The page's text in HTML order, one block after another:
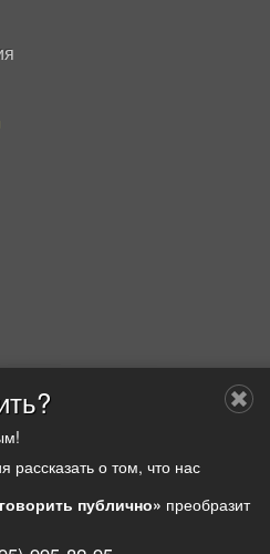
"ЭргоСОЛО"
рассказать о том, что нас
публично» преобразит